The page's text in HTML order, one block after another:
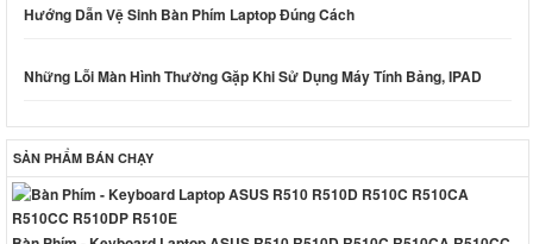
Hướng Dẫn Vệ Sinh Bàn Phím Laptop Đúng Cách
Những Lỗi Màn Hình Thường Gặp Khi Sử Dụng Máy Tính Bảng, IPAD
SẢN PHẨM BÁN CHẠY